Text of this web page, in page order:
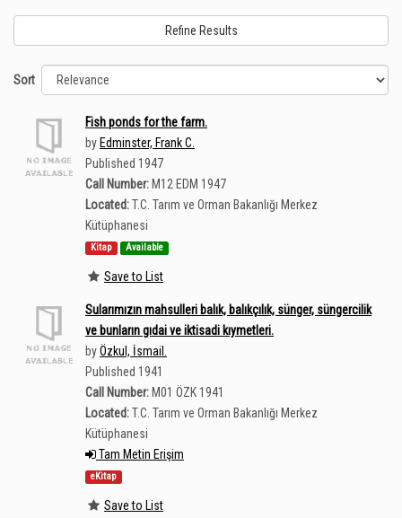
Refine Results
Sort
Fish ponds for the farm.
by Edminster, Frank C.
Published 1947
Call Number: M12 EDM 1947
Located:T.C. Tarım ve Orman Bakanlığı Merkez
Kütüphanesi
Kitap Available
Save to List
Sularımızın mahsulleri balık, balıkçılık, sünger, süngercilik
ve bunların gıdai ve iktisadi kıymetleri.
byÖzkul, İsmail.
Published 1941
Call Number: M01 ÖZK 1941
Located:T.C. Tarım ve Orman Bakanlığı Merkez
Kütüphanesi
Tam Metin Erişim
eKitap
Save to List